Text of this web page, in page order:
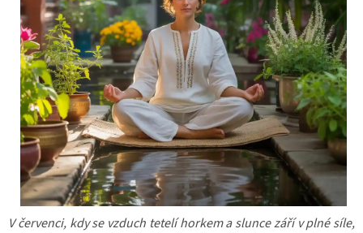
V červenci, kdy se vzduch tetelí horkem a slunce září v plné síle,